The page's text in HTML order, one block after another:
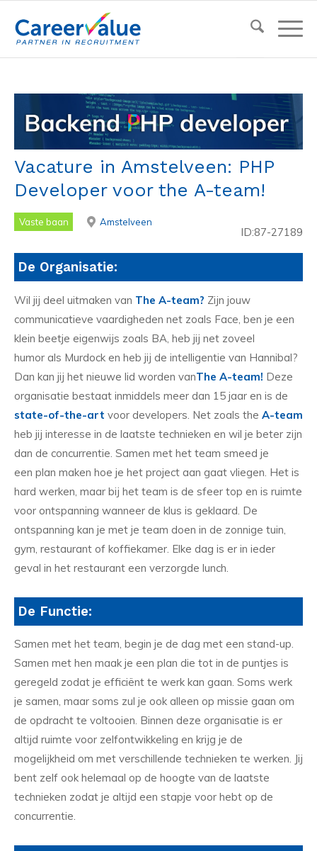
Vacature in Amstelveen: PHP
Developer voor the A-team!
Vaste baan Amstelveen
ID:87-27189
De Organisatie:
Wil jij deel uitmaken van The A-team? Zijn jouw
communicatieve vaardigheden net zoals Face, ben je een
klein beetje eigenwijs zoals BA, heb jij net zoveel
humor als Murdock en heb jij de intelligentie van Hannibal?
Dan kan jij het nieuwe lid worden vanThe A-team! Deze
organisatie bestaat inmiddels meer dan 15 jaar en is de
state-of-the-art voor developers. Net zoals the A-team
heb jij interesse in de laatste technieken en wil je beter zijn
dan de concurrentie. Samen met het team smeed je
een plan maken hoe je het project aan gaat vliegen. Het is
hard werken, maar bij het team is de sfeer top en is ruimte
voor ontspanning wanneer de klus is geklaard. De
ontspanning kan je met je team doen in de zonnige tuin,
gym, restaurant of koffiekamer. Elke dag is er in ieder
geval in het restaurant een verzorgde lunch.
De Functie:
Samen met het team, begin je de dag met een stand-up.
Samen met hen maak je een plan die tot in de puntjes is
geregeld zodat je efficiënt te werk kan gaan. Soms werk
je samen, maar soms zul je ook alleen op missie gaan om
de opdracht te voltooien. Binnen deze organisatie is er
altijd ruimte voor zelfontwikkeling en krijg je de
mogelijkheid om met verschillende technieken te werken. Jij
bent zelf ook helemaal op de hoogte van de laatste
technieken zodat je altijd een stapje voor hebt op de
concurrentie.